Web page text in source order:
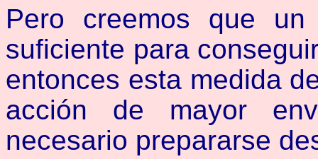
Pero creemos que
suficiente para
entonces esta medida
acción de mayor
necesario prepararse